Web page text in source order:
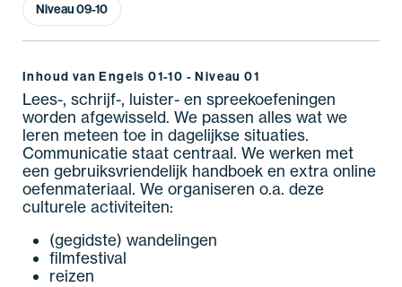
Niveau 09-10
Inhoud van Engels 01-10 - Niveau 01
Lees-, schrijf-, luister- en spreekoefeningen
worden afgewisseld. We passen alles wat we
leren meteen toe in dagelijkse situaties.
Communicatie staat centraal. We werken met
een gebruiksvriendelijk handboek en extra online
oefenmateriaal. We organiseren o.a. deze
culturele activiteiten:
(gegidste) wandelingen
filmfestival
reizen